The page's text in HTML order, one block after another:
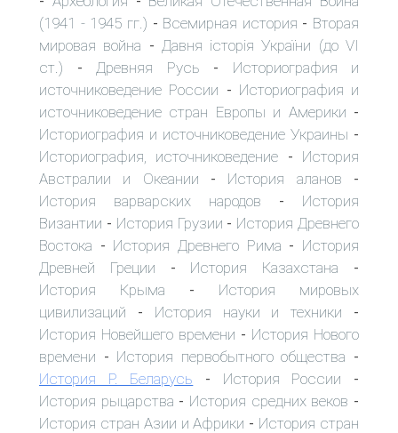
(1941 - 1945 гг.) - Всемирная история - Вторая
мировая война - Давня історія України (до VI
ст.) - Древняя Русь - Историография и
источниковедение России - Историография и
источниковедение стран Европы и Америки -
Историография и источниковедение Украины -
Историография, источниковедение - История
Австралии и Океании - История аланов -
История варварских народов - История
Византии - История Грузии - История Древнего
Востока - История Древнего Рима - История
Древней Греции - История Казахстана -
История Крыма - История мировых
цивилизаций - История науки и техники -
История Новейшего времени - История Нового
времени - История первобытного общества -
История Р. Беларусь - История России -
История рыцарства - История средних веков -
История стран Азии и Африки - История стран